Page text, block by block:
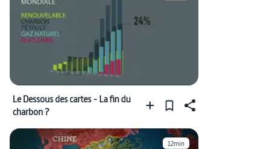
Le Dessous des cartes - La fin du
charbon ?
12min